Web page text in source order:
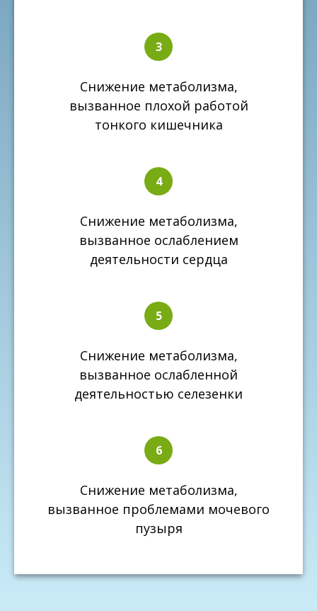
Снижение метаболизма,
вызванное плохой работой
тонкого кишечника
Снижение метаболизма,
вызванное ослаблением
деятельности сердца
Снижение метаболизма,
вызванное ослабленной
деятельностью селезенки
Снижение метаболизма,
вызванное проблемами мочевого
пузыря